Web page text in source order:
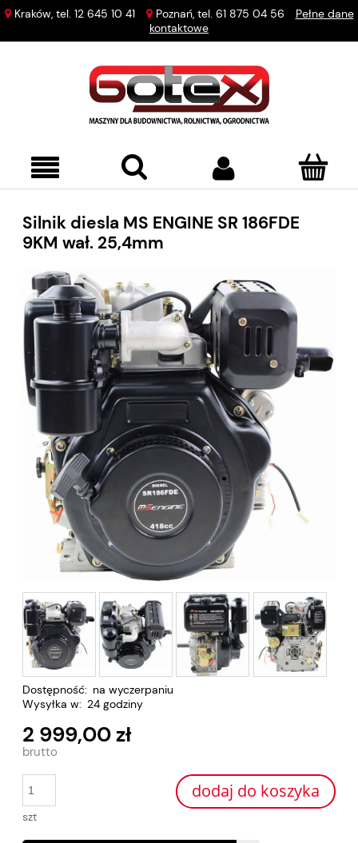
Kraków, tel. 12 645 10 41 Poznań, tel. 61 875 04 56
Pełne dane
kontaktowe
Silnik diesla MS ENGINE SR 186FDE
9KM wał. 25,4mm
Dostępność: na wyczerpaniu
Wysyłka w: 24 godziny
2 999,00 zł
szt
dodaj do koszyka